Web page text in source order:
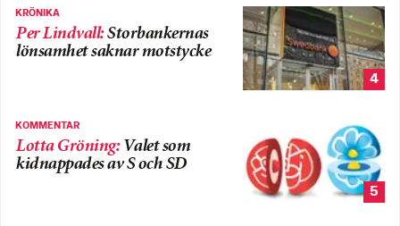
KRÖNIKA
Per Lindvall:Storbankernas
lönsamhet saknar motstycke
4
KOMMENTAR
Lotta Gröning: Valet som
kidnappades av S och SD
5